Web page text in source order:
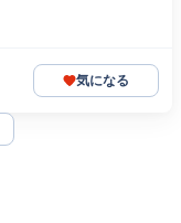
気になる